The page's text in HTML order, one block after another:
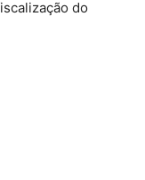
do